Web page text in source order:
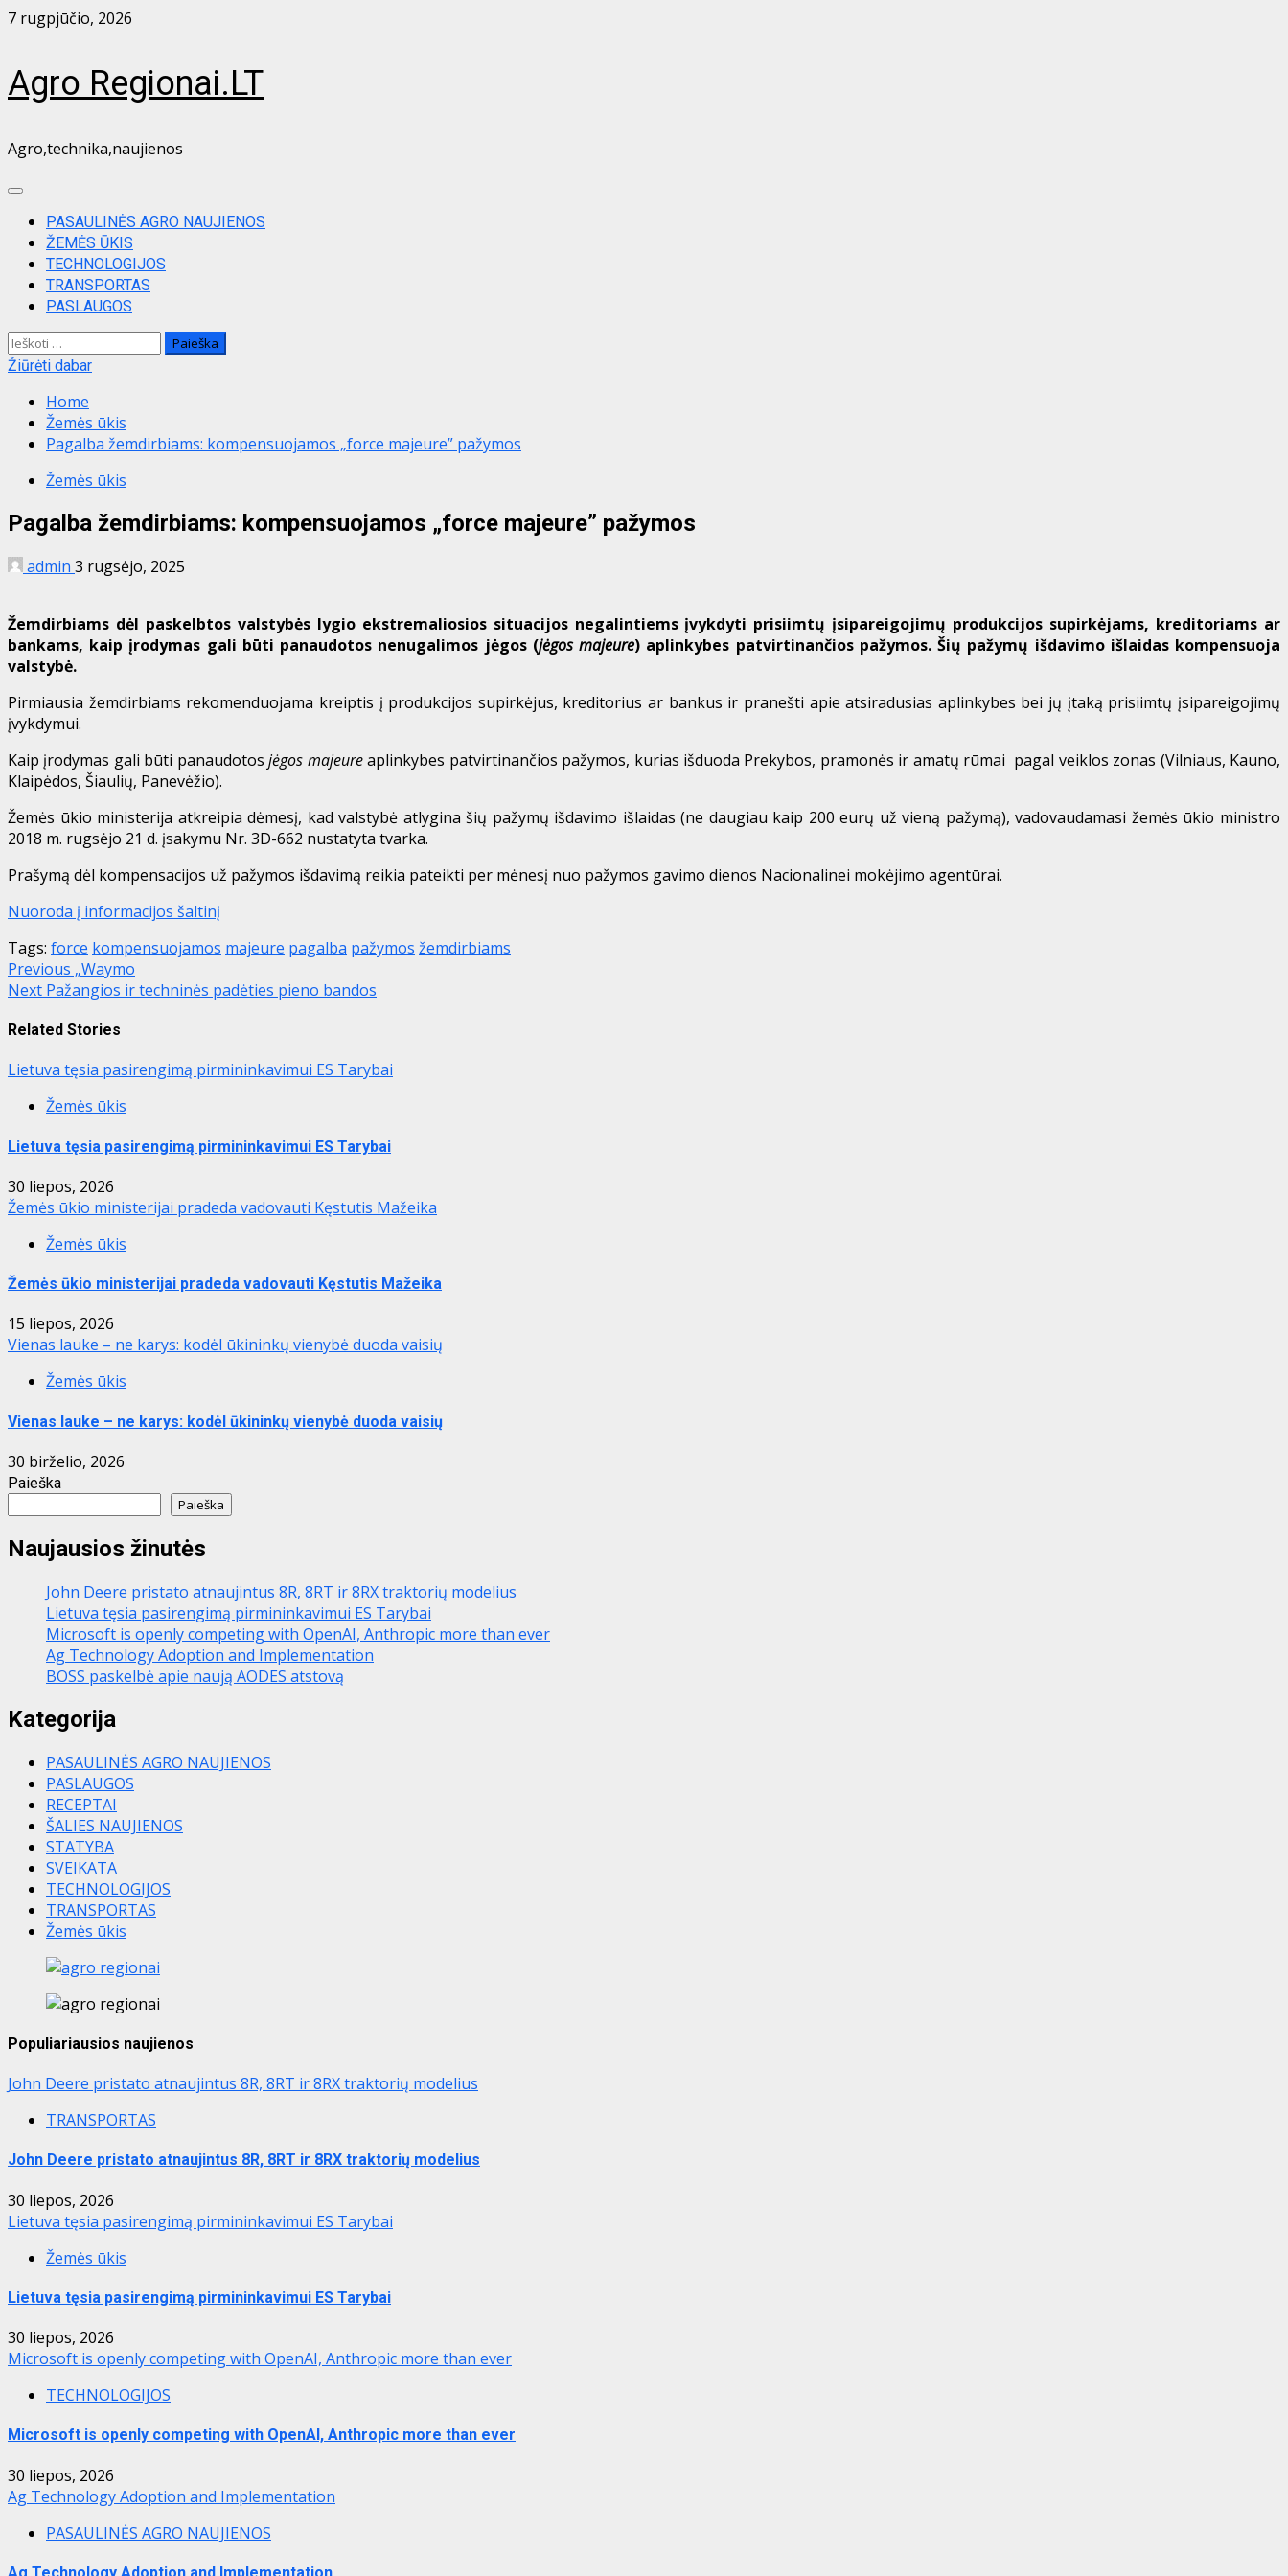
Skip
7 rugpjūčio, 2026
Agro Regionai.LT
Agro,technika,naujienos
Primary
MenuPASAULINĖS AGRO NAUJIENOS
ŽEMĖS ŪKIS
TECHNOLOGIJOS
TRANSPORTAS
PASLAUGOS
Ieškoti:
Žiūrėti dabar
Home
Žemės ūkis
Pagalba žemdirbiams: kompensuojamos „force majeure” pažymos
Žemės ūkis
Pagalba žemdirbiams: kompensuojamos „force majeure” pažymos
admin 3 rugsėjo, 2025
Žemdirbiams dėl paskelbtos valstybės lygio ekstremaliosios situacijos negalintiems įvykdyti prisiimtų įsipareigojimų produkcijos supirkėjams, kreditoriams ar
bankams, kaip įrodymas gali būti panaudotos nenugalimos jėgos (jėgos majeure) aplinkybes patvirtinančios pažymos. Šių pažymų išdavimo išlaidas kompensuoja
valstybė.
Pirmiausia žemdirbiams rekomenduojama kreiptis į produkcijos supirkėjus, kreditorius ar bankus ir pranešti apie atsiradusias aplinkybes bei jų įtaką prisiimtų įsipareigojimų
įvykdymui.
Kaip įrodymas gali būti panaudotos jėgos majeureaplinkybes patvirtinančios pažymos, kurias išduoda Prekybos, pramonės ir amatų rūmai pagal veiklos zonas (Vilniaus, Kauno,
Klaipėdos, Šiaulių, Panevėžio).
Žemės ūkio ministerija atkreipia dėmesį, kad valstybė atlygina šių pažymų išdavimo išlaidas (ne daugiau kaip 200 eurų už vieną pažymą), vadovaudamasi žemės ūkio ministro
2018 m. rugsėjo 21 d. įsakymu Nr. 3D-662 nustatyta tvarka.
Prašymą dėl kompensacijos už pažymos išdavimą reikia pateikti per mėnesį nuo pažymos gavimo dienos Nacionalinei mokėjimo agentūrai.
Nuoroda į informacijos šaltinį
Tags: force kompensuojamos majeure pagalba pažymos žemdirbiams
Post
navigation
Previous „Waymo
Next Pažangios ir techninės padėties pieno bandos
Related Stories
Lietuva tęsia pasirengimą pirmininkavimui ES Tarybai
Žemės ūkis
Lietuva tęsia pasirengimą pirmininkavimui ES Tarybai
30 liepos, 2026
Žemės ūkio ministerijai pradeda vadovauti Kęstutis Mažeika
Žemės ūkis
Žemės ūkio ministerijai pradeda vadovauti Kęstutis Mažeika
15 liepos, 2026
Vienas lauke – ne karys: kodėl ūkininkų vienybė duoda vaisių
Žemės ūkis
Vienas lauke – ne karys: kodėl ūkininkų vienybė duoda vaisių
30 birželio, 2026
Paieška
Paieška
Naujausios žinutės
John Deere pristato atnaujintus 8R, 8RT ir 8RX traktorių modelius
Lietuva tęsia pasirengimą pirmininkavimui ES Tarybai
Microsoft is openly competing with OpenAI, Anthropic more than ever
Ag Technology Adoption and Implementation
BOSS paskelbė apie naują AODES atstovą
Kategorija
PASAULINĖS AGRO NAUJIENOS
PASLAUGOS
RECEPTAI
ŠALIES NAUJIENOS
STATYBA
SVEIKATA
TECHNOLOGIJOS
TRANSPORTAS
Žemės ūkis
Populiariausios naujienos
John Deere pristato atnaujintus 8R, 8RT ir 8RX traktorių modelius
TRANSPORTAS
John Deere pristato atnaujintus 8R, 8RT ir 8RX traktorių modelius
30 liepos, 2026
Lietuva tęsia pasirengimą pirmininkavimui ES Tarybai
Žemės ūkis
Lietuva tęsia pasirengimą pirmininkavimui ES Tarybai
30 liepos, 2026
Microsoft is openly competing with OpenAI, Anthropic more than ever
TECHNOLOGIJOS
Microsoft is openly competing with OpenAI, Anthropic more than ever
30 liepos, 2026
Ag Technology Adoption and Implementation
PASAULINĖS AGRO NAUJIENOS